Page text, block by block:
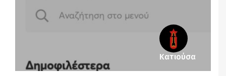
Κατιούσα